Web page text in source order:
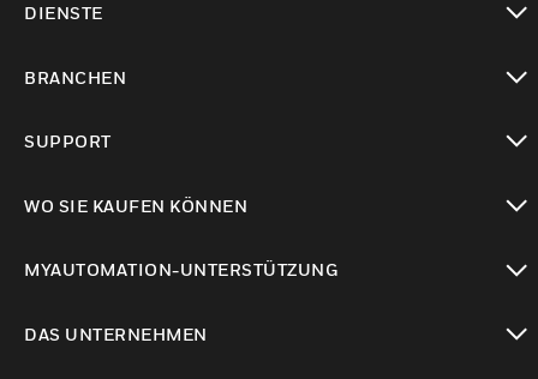
DIENSTE
BRANCHEN
SUPPORT
WO SIE KAUFEN KÖNNEN
MYAUTOMATION-UNTERSTÜTZUNG
DAS UNTERNEHMEN